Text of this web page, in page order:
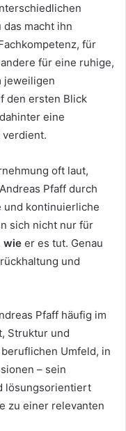
das macht ihn
für
für eine ruhige,
jeweiligen
den ersten Blick
eine
verdient.
oft laut,
Pfaff durch
und kontinuierliche
sich nicht nur für
wie er es tut. Genau
und
Pfaff häufig im
Struktur und
Umfeld, in
– sein
lösungsorientiert
zu einer relevanten